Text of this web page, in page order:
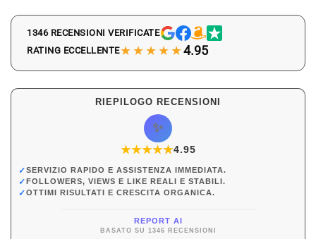
1346 RECENSIONI VERIFICATE
RATING ECCELLENTE★★★★★4.95
RIEPILOGO RECENSIONI
✨
★★★★★
★4.95
✓SERVIZIO RAPIDO E ASSISTENZA IMMEDIATA.
✓FOLLOWERS, VIEWS E LIKE REALI E STABILI.
✓OTTIMI RISULTATI E CRESCITA ORGANICA.
REPORT AI
BASATO SU 1346 RECENSIONI